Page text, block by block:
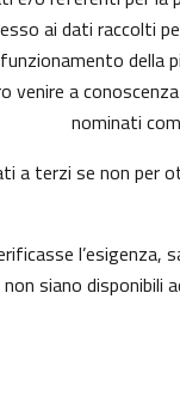
ai dati raccolti
a
nominati
a terzi se non per
l’esigenza,
siano